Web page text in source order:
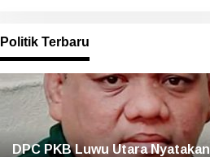
Politik Terbaru
DPC PKB Luwu Utara Nyatakan